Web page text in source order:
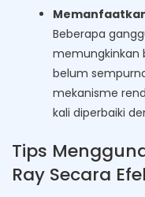
Beberapa
memungkinkan
belum
mekanisme
kali diperbaiki
Tips
Ray Secara